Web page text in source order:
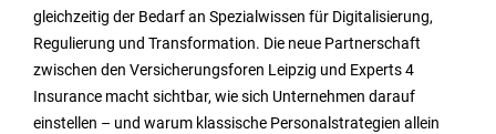
gleichzeitig der Bedarf an Spezialwissen für Digitalisierung,
Regulierung und Transformation. Die neue Partnerschaft
zwischen den Versicherungsforen Leipzig und Experts 4
Insurance macht sichtbar, wie sich Unternehmen darauf
einstellen – und warum klassische Personalstrategien allein